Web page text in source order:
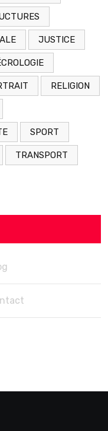
JUSTICE
RELIGION
SPORT
TRANSPORT